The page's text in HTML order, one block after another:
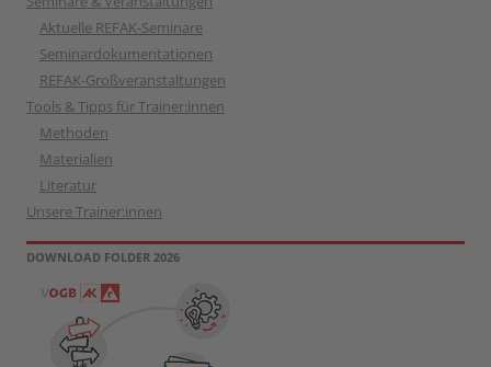
Aktuelle REFAK-Seminare
Seminardokumentationen
REFAK-Großveranstaltungen
Tools & Tipps für Trainer:innen
Methoden
Materialien
Literatur
Unsere Trainer:innen
DOWNLOAD FOLDER 2026